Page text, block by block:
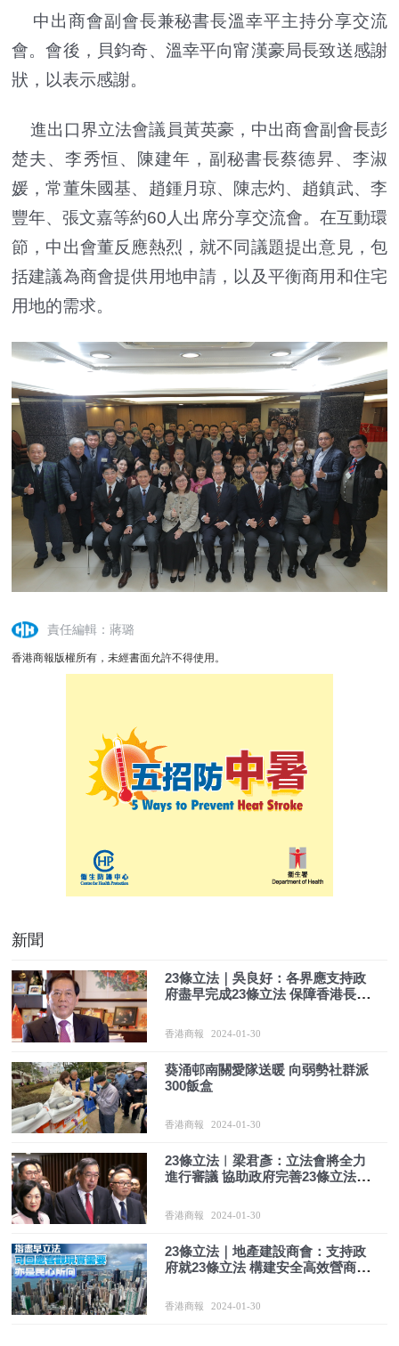
中出商會副會長兼秘書長溫幸平主持分享交流
會。會後，貝鈞奇、溫幸平向甯漢豪局長致送感謝
狀，以表示感謝。
進出口界立法會議員黃英豪，中出商會副會長彭
楚夫、李秀恒、陳建年，副秘書長蔡德昇、李淑
媛，常董朱國基、趙鍾月琼、陳志灼、趙鎮武、李
豐年、張文嘉等約60人出席分享交流會。在互動環
節，中出會董反應熱烈，就不同議題提出意見，包
括建議為商會提供用地申請，以及平衡商用和住宅
用地的需求。
責任編輯：蔣璐
香港商報版權所有，未經書面允許不得使用。
新聞
23條立法｜吳良好：各界應支持政
府盡早完成23條立法 保障香港長治
香港商報 2024-01-30
葵涌邨南關愛隊送暖 向弱勢社群派
300飯盒
香港商報 2024-01-30
23條立法︱梁君彥：立法會將全力
進行審議 協助政府完善23條立法建
香港商報 2024-01-30
23條立法｜地產建設商會：支持政
府就23條立法 構建安全高效營商環
香港商報 2024-01-30